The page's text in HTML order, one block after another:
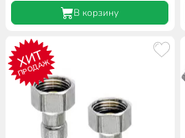
В корзину
ХИТ
ПРОДАЖ